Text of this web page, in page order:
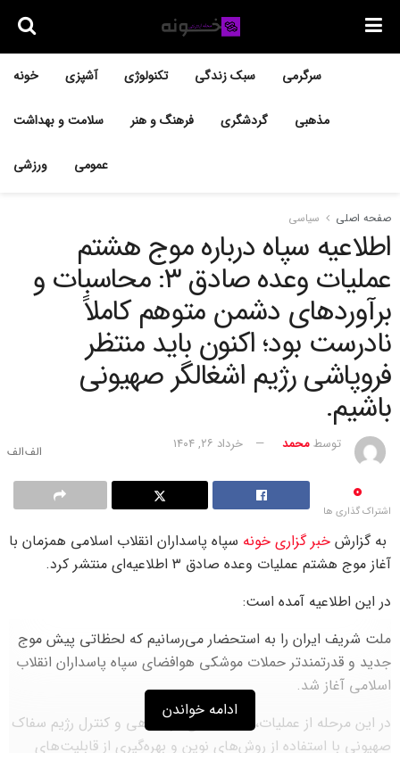
خونه آشپزی تکنولوژی سبک زندگی سرگرمی
سلامت و بهداشت فرهنگ و هنر گردشگری مذهبی
ورزشی عمومی
صفحه اصلی سیاسی
اطلاعیه سپاه درباره موج هشتم
عملیات وعده صادق ۳: محاسبات و
برآوردهای دشمن متوهم کاملاً
نادرست بود؛ اکنون باید منتظر
فروپاشی رژیم اشغالگر صهیونی
باشیم.
توسطمحمد خرداد ۲۶, ۱۴۰۴
0
اشتراک گذاری ها
به گزارش خبر گزاری خونهسپاه پاسداران انقلاب اسلامی همزمان با
آغاز موج هشتم عملیات وعده صادق ۳ اطلاعیه‌ای منتشر کرد.
در این اطلاعیه آمده است:
ملت شریف ایران را به استحضار می‌رسانیم که لحظاتی پیش موج
جدید و قدرتمندتر حملات موشکی هوافضای سپاه پاسداران انقلاب
اسلامی آغاز شد.
در این مرحله از عملیات، سامانه‌های فرماندهی و کنترل رژیم سفاک
صهیونی با استفاده از روش‌های نوین و بهره‌گیری از قابلیت‌های
ادامه خواندن